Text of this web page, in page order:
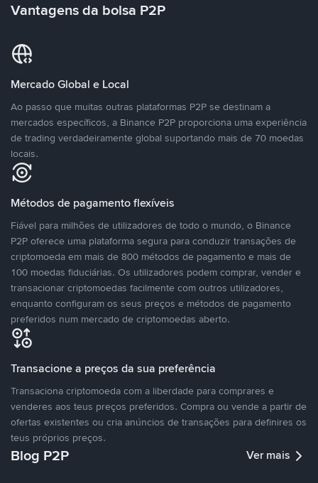
Vantagens da bolsa P2P
Mercado Global e Local
Ao passo que muitas outras plataformas P2P se destinam a
mercados específicos, a Binance P2P proporciona uma experiência
de trading verdadeiramente global suportando mais de 70 moedas
locais.
Métodos de pagamento flexíveis
Fiável para milhões de utilizadores de todo o mundo, o Binance
P2P oferece uma plataforma segura para conduzir transações de
criptomoeda em mais de 800 métodos de pagamento e mais de
100 moedas fiduciárias. Os utilizadores podem comprar, vender e
transacionar criptomoedas facilmente com outros utilizadores,
enquanto configuram os seus preços e métodos de pagamento
preferidos num mercado de criptomoedas aberto.
Transacione a preços da sua preferência
Transaciona criptomoeda com a liberdade para comprares e
venderes aos teus preços preferidos. Compra ou vende a partir de
ofertas existentes ou cria anúncios de transações para definires os
teus próprios preços.
Blog P2P Ver mais